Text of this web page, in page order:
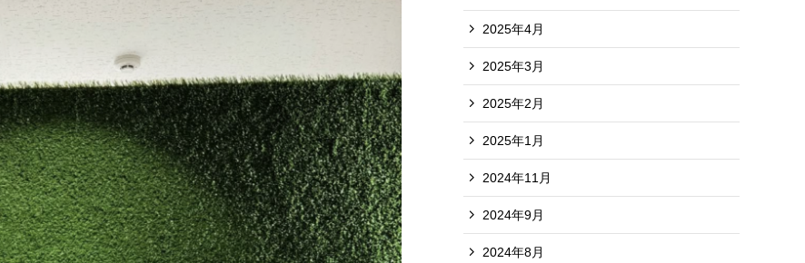
2025年4月
2025年3月
2025年2月
2025年1月
2024年11月
2024年9月
2024年8月